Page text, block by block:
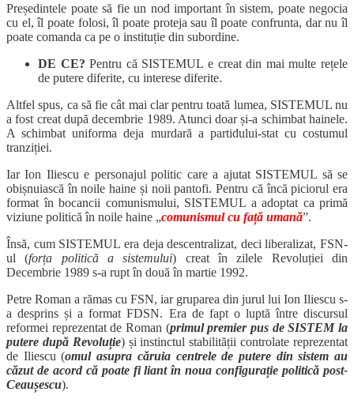
Președintele poate să fie un nod important în sistem, poate negocia
cu el, îl poate folosi, îl poate proteja sau îl poate confrunta, dar nu îl
poate comanda ca pe o instituție din subordine.
DE CE? Pentru că SISTEMUL e creat din mai multe rețele
de putere diferite, cu interese diferite.
Altfel spus, ca să fie cât mai clar pentru toată lumea, SISTEMUL nu
a fost creat după decembrie 1989. Atunci doar și-a schimbat hainele.
A schimbat uniforma deja murdară a partidului-stat cu costumul
tranziției.
Iar Ion Iliescu e personajul politic care a ajutat SISTEMUL să se
obișnuiască în noile haine și noii pantofi. Pentru că încă piciorul era
format în bocancii comunismului, SISTEMUL a adoptat ca primă
viziune politică în noile haine „comunismul cu față umană”.
Însă, cum SISTEMUL era deja descentralizat, deci liberalizat, FSN-
ul (forța politică a sistemului) creat în zilele Revoluției din
Decembrie 1989 s-a rupt în două în martie 1992.
Petre Roman a rămas cu FSN, iar gruparea din jurul lui Ion Iliescu s-
a desprins și a format FDSN. Era de fapt o luptă între discursul
reformei reprezentat de Roman (primul premier pus de SISTEM la
putere după Revoluție) și instinctul stabilității controlate reprezentat
de Iliescu (omul asupra căruia centrele de putere din sistem au
căzut de acord că poate fi liant în noua configurație politică post-
Ceaușescu).